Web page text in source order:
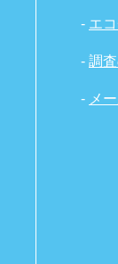
- エ
- 調
- メ